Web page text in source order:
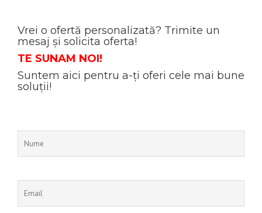
Vrei o ofertă personalizată? Trimite un
mesaj și solicita oferta!
TE SUNAM NOI!
Suntem aici pentru a-ți oferi cele mai bune
soluții!